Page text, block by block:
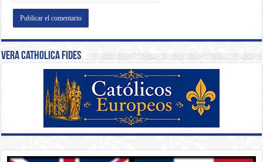
Vera Catholica Fides